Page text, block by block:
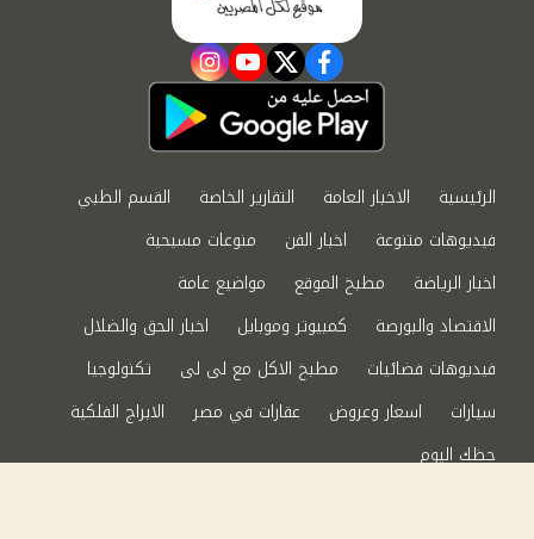
facebook
twitter
youtube
instagram
الرئيسية الاخبار العامة التقارير الخاصة
القسم الطبي
فيديوهات متنوعة
اخبار الفن
منوعات مسيحية
اخبار الرياضة
مطبخ الموقع
مواضيع عامة
الاقتصاد والبورصة
كمبيوتر وموبايل
اخبار الحق والضلال
فيديوهات فضائيات
مطبخ الاكل مع لى لى
تكنولوجيا
سيارات
اسعار وعروض عقارات في مصر
الابراج الفلكية
حظك اليوم